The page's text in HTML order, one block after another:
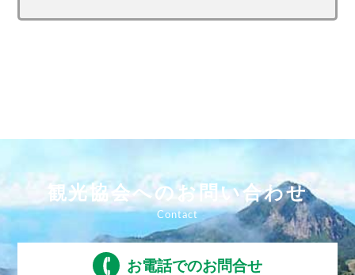
観光協会へのお問い合わせ
お電話でのお問合せ